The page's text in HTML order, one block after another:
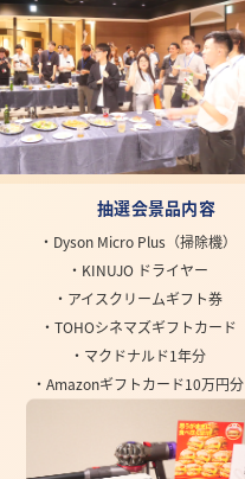
抽選会景品内容
・Dyson Micro Plus（掃除機）
・KINUJO ドライヤー
・アイスクリームギフト券
・TOHOシネマズギフトカード
・マクドナルド1年分
・Amazonギフトカード10万円分